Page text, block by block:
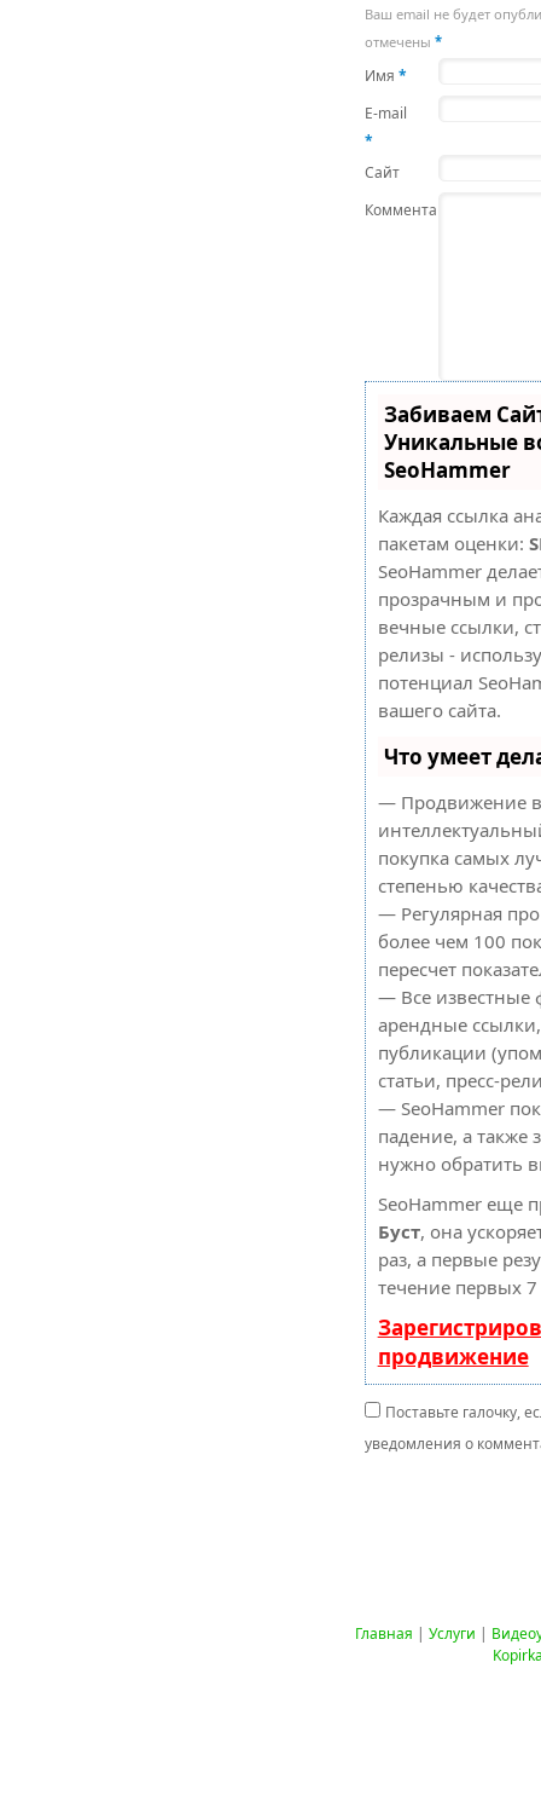
Ваш email не будет
отмечены *
Имя *
E-mail
*
Сайт
Комментарий
Забиваем
Уникальные
SeoHammer
Каждая ссылка
пакетам оценки:
SeoHammer
прозрачным и
вечные ссылки,
релизы -
потенциал
вашего сайта.
Что умеет
— Продвижение
покупка самых
степенью
— Регулярная
более чем 100
пересчет
— Все известные
арендные
публикации
статьи, пресс-
— SeoHammer
падение, а также
нужно обратить
SeoHammer еще
Буст, она
раз, а первые
течение первых
продвижение
Поставьте галочку,
уведомления о
Главная | Услуги |